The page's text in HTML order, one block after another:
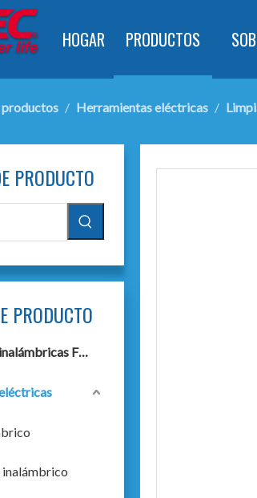
HOGAR PRODUCTOS
/ Herramientas eléctricas /
PRODUCTO
PRODUCTO
Herramientas inalámbricas F20+